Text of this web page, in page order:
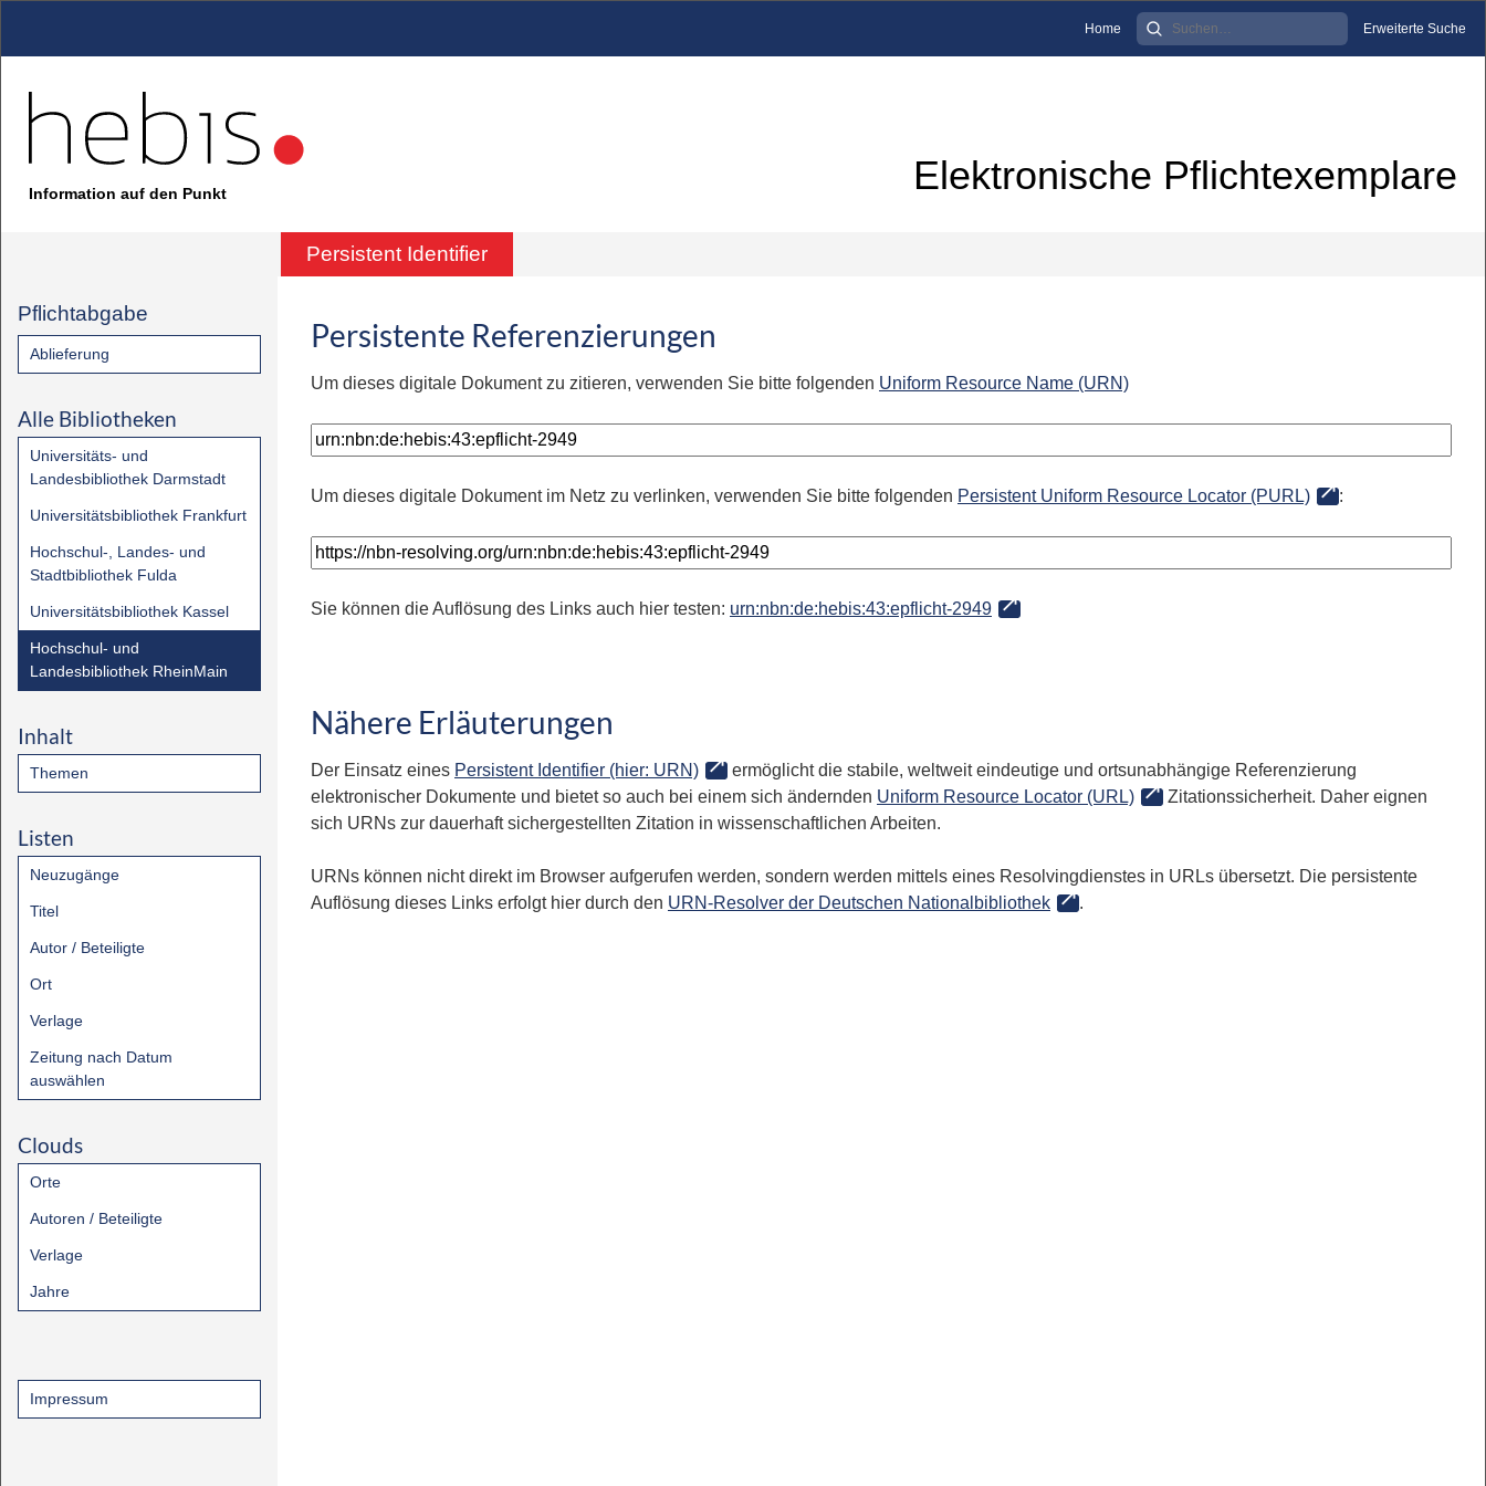
Home Erweiterte Suche
Information auf den Punkt Elektronische Pflichtexemplare
Persistent Identifier
Pflichtabgabe
Ablieferung
Alle Bibliotheken
Universitäts- und
Landesbibliothek Darmstadt
Universitätsbibliothek Frankfurt
Hochschul-, Landes- und
Stadtbibliothek Fulda
Universitätsbibliothek Kassel
Hochschul- und
Landesbibliothek RheinMain
Inhalt
Themen
Listen
Neuzugänge
Titel
Autor / Beteiligte
Ort
Verlage
Zeitung nach Datum
auswählen
Clouds
Orte
Autoren / Beteiligte
Verlage
Jahre
Impressum
Persistente Referenzierungen
Um dieses digitale Dokument zu zitieren, verwenden Sie bitte folgenden Uniform Resource Name (URN)
Um dieses digitale Dokument im Netz zu verlinken, verwenden Sie bitte folgenden Persistent Uniform Resource Locator (PURL) :
Sie können die Auflösung des Links auch hier testen: urn:nbn:de:hebis:43:epflicht-2949
Nähere Erläuterungen
Der Einsatz eines Persistent Identifier (hier: URN)
ermöglicht die stabile, weltweit eindeutige und ortsunabhängige Referenzierung
elektronischer Dokumente und bietet so auch bei einem sich ändernden Uniform Resource Locator (URL)
Zitationssicherheit. Daher eignen
sich URNs zur dauerhaft sichergestellten Zitation in wissenschaftlichen Arbeiten.
URNs können nicht direkt im Browser aufgerufen werden, sondern werden mittels eines Resolvingdienstes in URLs übersetzt. Die persistente
Auflösung dieses Links erfolgt hier durch den URN-Resolver der Deutschen Nationalbibliothek .